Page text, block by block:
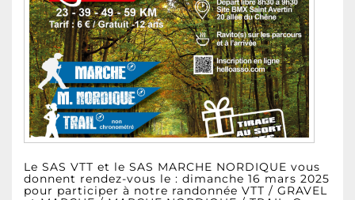
Le SAS VTT et le SAS MARCHE NORDIQUE vous
donnent rendez-vous le : dimanche 16 mars 2025
pour participer à notre randonnée VTT / GRAVEL